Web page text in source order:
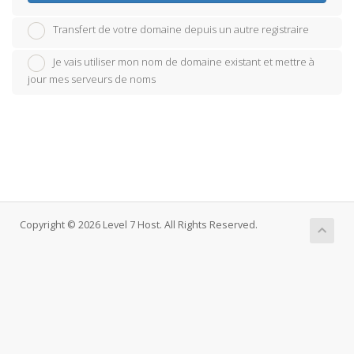
Transfert de votre domaine depuis un autre registraire
Je vais utiliser mon nom de domaine existant et mettre à
jour mes serveurs de noms
Copyright © 2026 Level 7 Host. All Rights Reserved.